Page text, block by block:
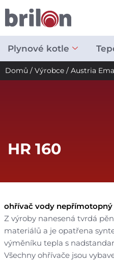
obsah
Plynové kotle
Domů / Výrobce / Austria
HR 160
ohřívač vody
Z výroby nanesená tvrdá
materiálů a je opatřena
výměníku tepla s
Všechny ohřívače jsou